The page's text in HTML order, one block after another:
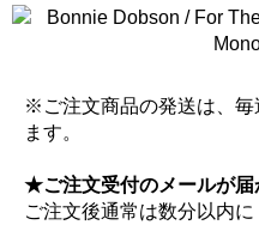
※ご注文商品の発送は、毎
ます。
★ご注文受付のメールが届
ご注文後通常は数分以内